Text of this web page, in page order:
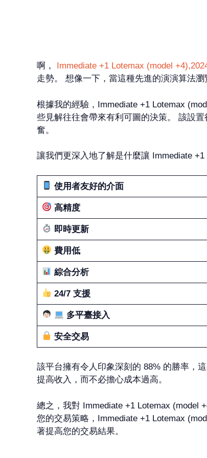
啊， Immediate +1 Lotemax (model
走勢。 想像一下，當這種先進的演演算法
根據我的經驗，Immediate +1 Lotemax
些見解往往會帶來有利可圖的決策。 該設
奮。
讓我們更深入地了解是什麼讓 Immediate +1
使用者友好的介面
高精度
即時更新
費用低
綜合分析
24/7 支援
多平臺接入
安全交易
該平台擁有令人印象深刻的 88% 的勝率，
提高收入，而不必擔心成本過高。
總之，我對 Immediate +1 Lotemax (model
您的交易策略，Immediate +1 Lotemax
著提高您的交易結果。